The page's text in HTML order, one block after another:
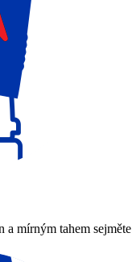
a mírným tahem sejměte